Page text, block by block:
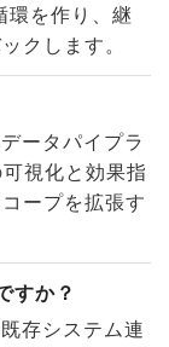
環を作り、継
クします。
ータパイプラ
視化と効果指
ープを拡張す
すか？
存システム連